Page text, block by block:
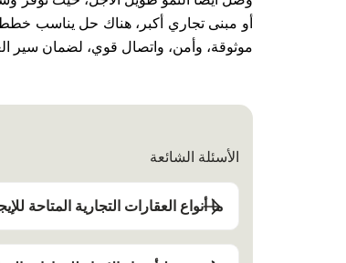
أو مبنى تجاري أكبر، هناك حل يناسب
موثوقة، وأمن، واتصال قوي، لضمان سير
الأسئلة الشائعة
ما أنواع العقارات التجارية المتاحة